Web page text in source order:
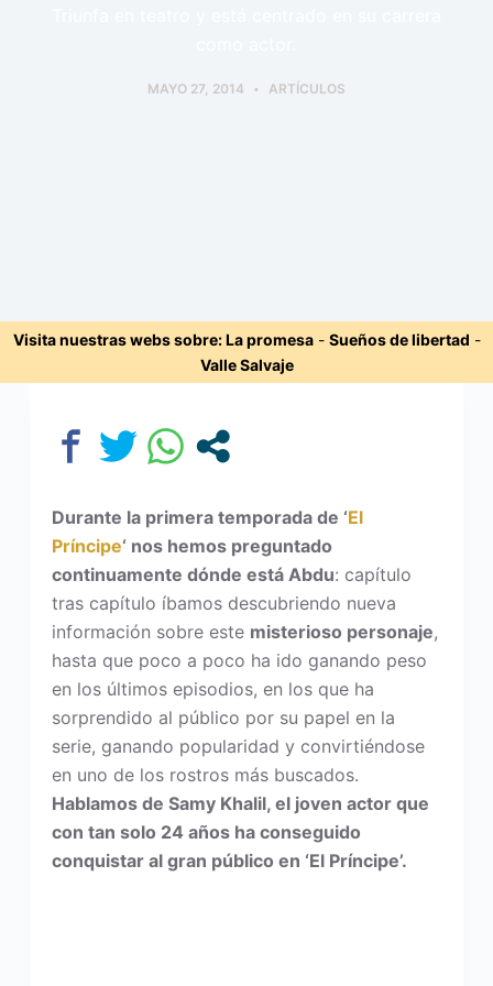
MAYO 27, 2014 ARTÍCULOS
Visita nuestras webs sobre:La promesa- Sueños de libertad -
Valle Salvaje
Durante la primera temporada de ‘El
Príncipe‘ nos hemos preguntado
continuamente dónde está Abdu: capítulo
tras capítulo íbamos descubriendo nueva
información sobre este misterioso personaje,
hasta que poco a poco ha ido ganando peso
en los últimos episodios, en los que ha
sorprendido al público por su papel en la
serie, ganando popularidad y convirtiéndose
en uno de los rostros más buscados.
Hablamos de Samy Khalil, el joven actor que
con tan solo 24 años ha conseguido
conquistar al gran público en ‘El Príncipe’.